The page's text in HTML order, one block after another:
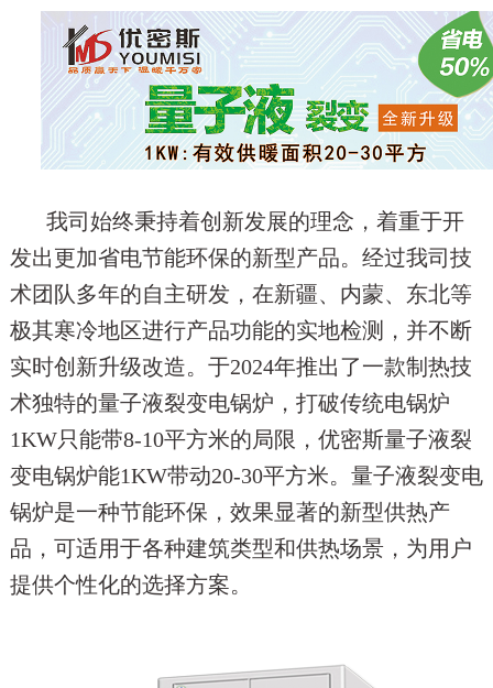
我司始终秉持着创新发展的理念，着重于开
发出更加省电节能环保的新型产品。经过我司技
术团队多年的自主研发，在新疆、内蒙、东北等
极其寒冷地区进行产品功能的实地检测，并不断
实时创新升级改造。于2024年推出了一款制热技
术独特的量子液裂变电锅炉，打破传统电锅炉
1KW只能带8-10平方米的局限，优密斯量子液裂
变电锅炉能1KW带动20-30平方米。量子液裂变电
锅炉是一种节能环保，效果显著的新型供热产
品，可适用于各种建筑类型和供热场景，为用户
提供个性化的选择方案。